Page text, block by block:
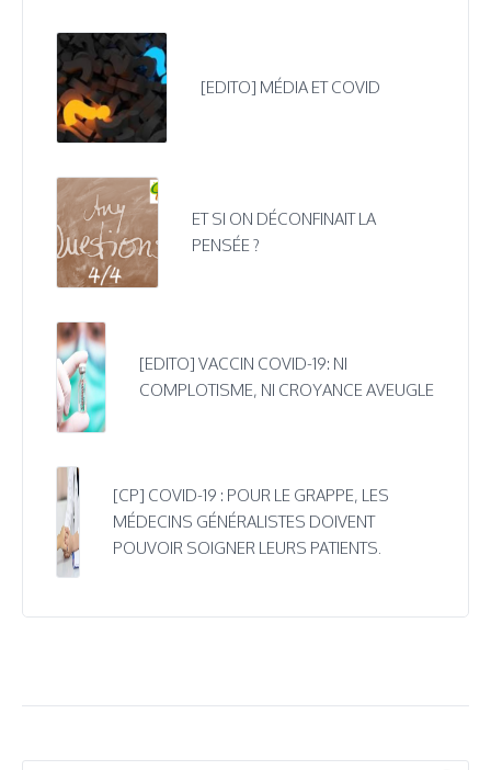
[EDITO] MÉDIA ET COVID
ET SI ON DÉCONFINAIT LA
PENSÉE ?
[EDITO] VACCIN COVID-19: NI
COMPLOTISME, NI CROYANCE AVEUGLE
[CP] COVID-19 : POUR LE GRAPPE, LES
MÉDECINS GÉNÉRALISTES DOIVENT
POUVOIR SOIGNER LEURS PATIENTS.